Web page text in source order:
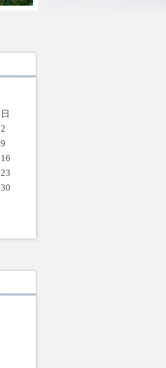
日
2
9
16
23
30